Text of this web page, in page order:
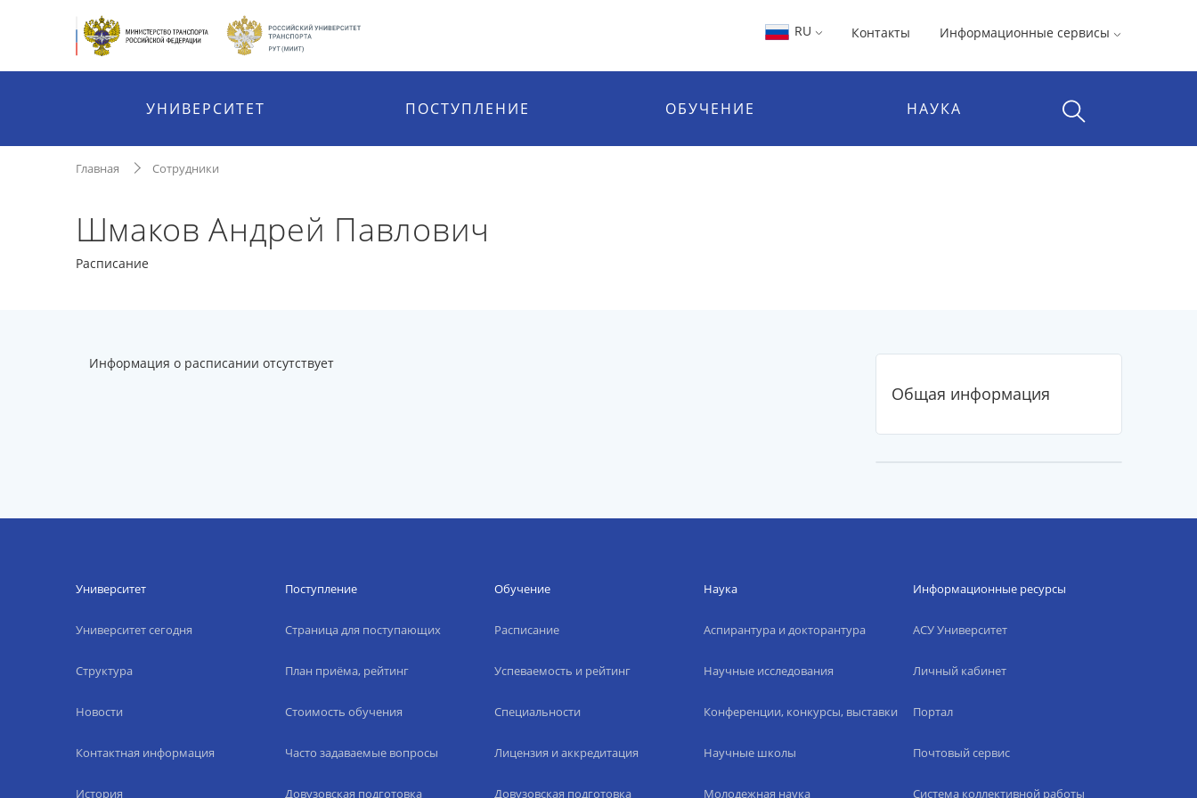
RU Контакты Информационные сервисы
УНИВЕРСИТЕТ ПОСТУПЛЕНИЕ ОБУЧЕНИЕ НАУКА
Главная Сотрудники
Шмаков Андрей Павлович
Расписание
Информация о расписании отсутствует
Общая информация
Университет
Университет сегодня
Структура
Новости
Контактная информация
История
Поступление
Страница для поступающих
План приёма, рейтинг
Стоимость обучения
Часто задаваемые вопросы
Довузовская подготовка
Обучение
Расписание
Успеваемость и рейтинг
Специальности
Лицензия и аккредитация
Довузовская подготовка
Наука
Аспирантура и докторантура
Научные исследования
Конференции, конкурсы, выставки
Научные школы
Молодежная наука
Информационные ресурсы
АСУ Университет
Личный кабинет
Портал
Почтовый сервис
Система коллективной работы